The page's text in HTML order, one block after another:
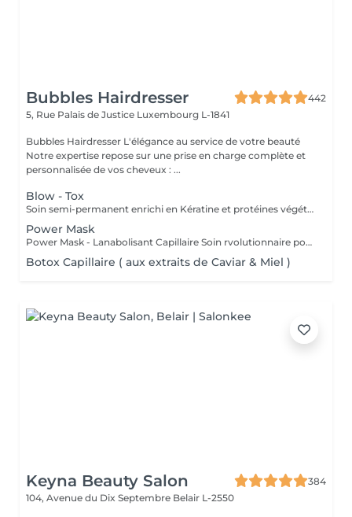
Bubbles Hairdresser
442
5, Rue Palais de Justice Luxembourg L-1841
Bubbles Hairdresser L'élégance au service de votre beauté
Notre expertise repose sur une prise en charge complète et
personnalisée de vos cheveux : ...
Blow - Tox
Soin semi-permanent enrichi en Kératine et protéines végétales Info : Vous allez devoir choisir une finition afin de compléter le service - Brushing ou Coupe/Brushing .
Power Mask
Power Mask - Lanabolisant Capillaire Soin rvolutionnaire pour cheveux abims & sensibiliss
Botox Capillaire ( aux extraits de Caviar & Miel )
Keyna Beauty Salon
384
104, Avenue du Dix Septembre Belair L-2550